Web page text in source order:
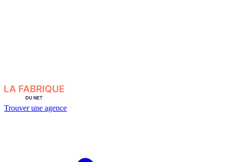
Trouver une agence